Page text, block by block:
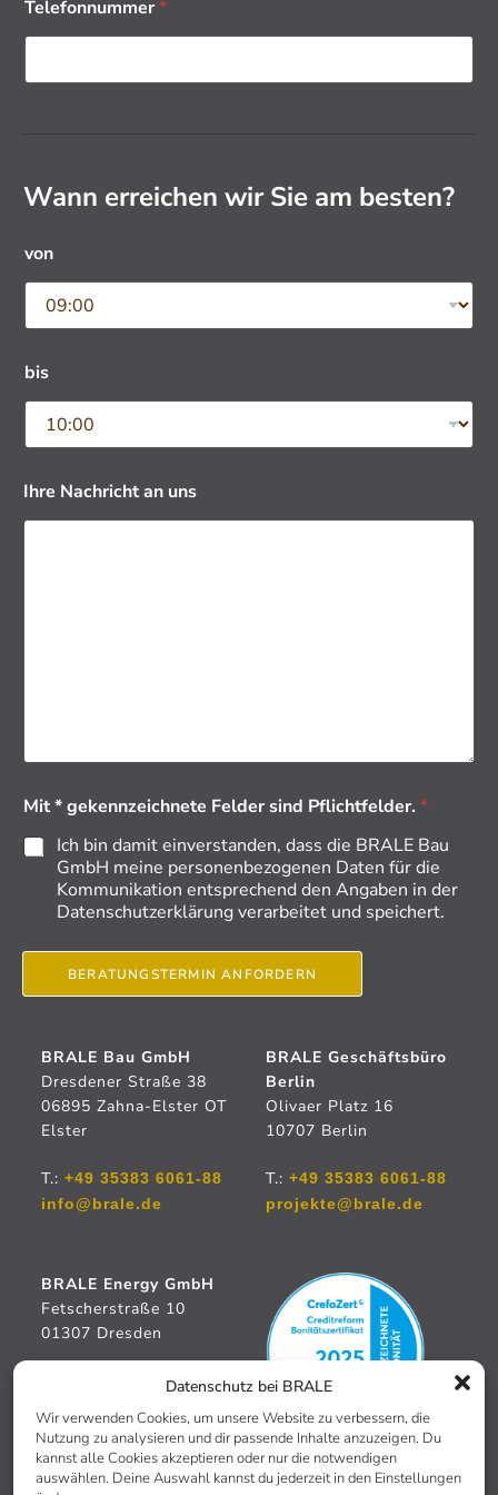
Datenschutz bei BRALE
Wir verwenden Cookies, um unsere Website zu verbessern, die
Nutzung zu analysieren und dir passende Inhalte anzuzeigen. Du
kannst alle Cookies akzeptieren oder nur die notwendigen
auswählen. Deine Auswahl kannst du jederzeit in den Einstellungen
r
d
n
Telefonnummer*
Wann erreichen wir Sie am besten?
von
bis
Ihre Nachricht an uns
Mit * gekennzeichnete Felder sind Pflichtfelder. *
Ich bin damit einverstanden, dass die BRALE Bau
GmbH meine personenbezogenen Daten für die
Kommunikation entsprechend den Angaben in der
Datenschutzerklärung verarbeitet und speichert.
BERATUNGSTERMIN ANFORDERN
BRALE Bau GmbH
Dresdener Straße 38
06895 Zahna-Elster OT
Elster
T.:+49 35383 6061-88
info@brale.de
BRALE Geschäftsbüro
Berlin
Olivaer Platz 16
10707 Berlin
T.: +49 35383 6061-88
projekte@brale.de
BRALE Energy GmbH
Fetscherstraße 10
01307 Dresden
+49 35383 9996-0
energy.de